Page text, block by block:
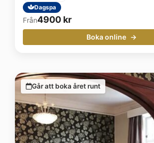
Dagspa
Från4900 kr
Boka online
Går att boka året runt